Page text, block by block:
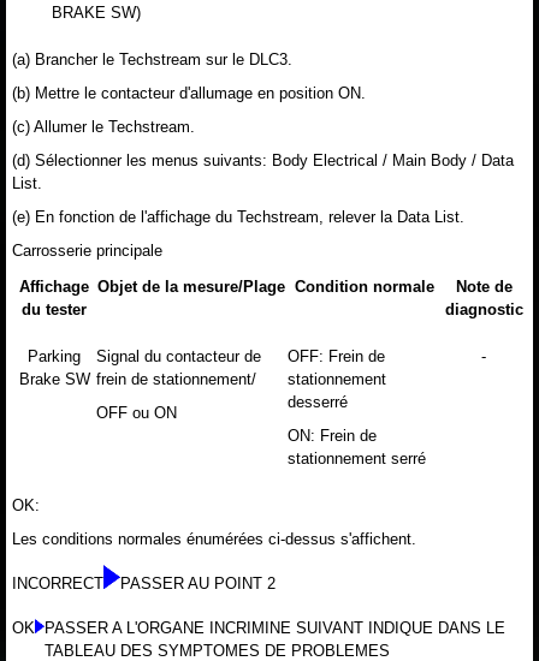
BRAKE SW)
(a) Brancher le Techstream sur le DLC3.
(b) Mettre le contacteur d'allumage en position ON.
(c) Allumer le Techstream.
(d) Sélectionner les menus suivants: Body Electrical / Main Body / Data
List.
(e) En fonction de l'affichage du Techstream, relever la Data List.
Carrosserie principale
Affichage
du tester
Objet de la mesure/Plage Condition normale
Note de
diagnostic
Parking
Brake SW
Signal du contacteur de
frein de stationnement/
OFF ou ON
OFF: Frein de
stationnement
desserré
ON: Frein de
stationnement serré
-
OK:
Les conditions normales énumérées ci-dessus s'affichent.
INCORRECT PASSER AU POINT 2
OK
PASSER A L'ORGANE INCRIMINE SUIVANT INDIQUE DANS LE
TABLEAU DES SYMPTOMES DE PROBLEMES